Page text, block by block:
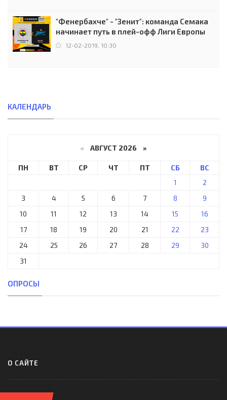
"Фенербахче" - "Зенит": команда Семака
начинает путь в плей-офф Лиги Европы
12-02-2019, 10:30
КАЛЕНДАРЬ
« АВГУСТ 2026 »
ПН ВТ СР ЧТ ПТ СБ
ВС
1
2
3
4 5 6 7 8
9
10
11 12 13 14 15
16
17
18 19 20 21 22
23
24
25 26 27 28 29
30
31
ОПРОСЫ
О САЙТЕ